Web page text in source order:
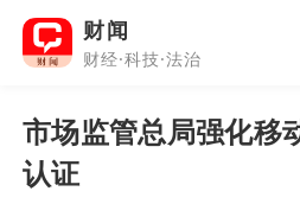
财闻
财经·科技·法治
市场监管总局强化移
认证